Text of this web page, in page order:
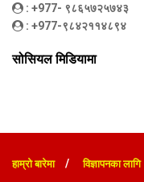
: +977- ९८६५७२५७४३
: +977-९८४२११४८९४
सोसियल मिडियामा
हाम्रो बारेमा विज्ञापनका लागि